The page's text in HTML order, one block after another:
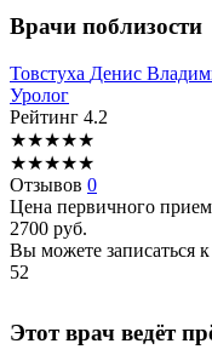
Врачи поблизости
Товстуха Денис
Уролог
Рейтинг 4.2
★★★★★
★★★★★
Отзывов 0
Цена первичного
2700 руб.
Вы можете записаться
52
Этот врач ведёт